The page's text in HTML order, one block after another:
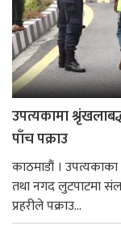
उपत्यकामा
पाँच पक्राउ
काठमाडौं । उपत्यकाका
तथा नगद लुटपाटमा
प्रहरीले पक्राउ...